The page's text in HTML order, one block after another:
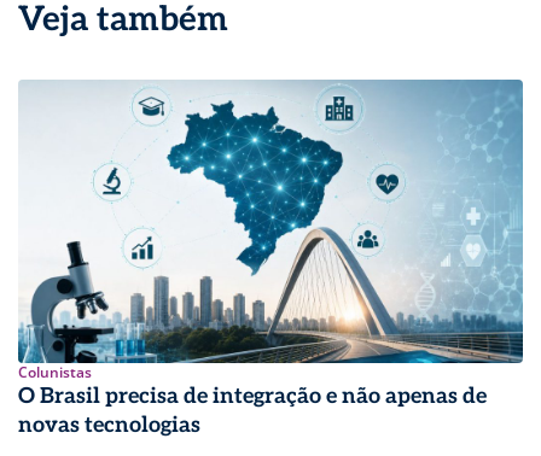
Veja também
Colunistas
O Brasil precisa de integração e não apenas de
novas tecnologias